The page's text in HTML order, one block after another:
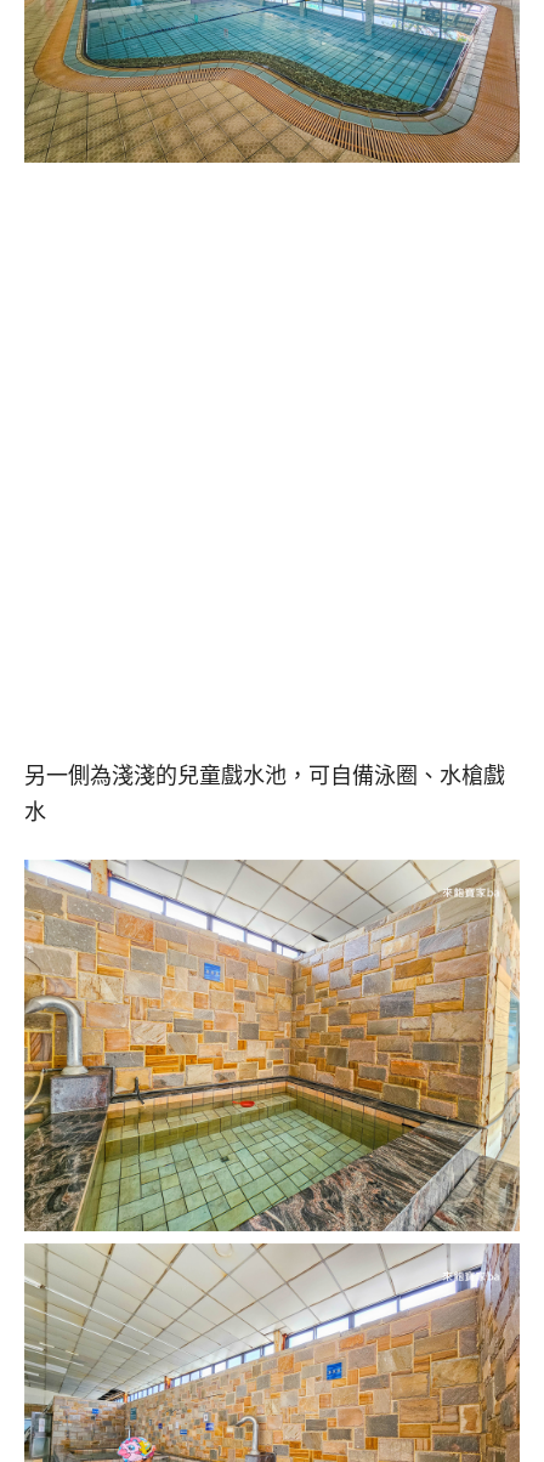
另一側為淺淺的兒童戲水池，可自備泳圈、水槍戲
水